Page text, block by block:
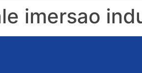
imersao